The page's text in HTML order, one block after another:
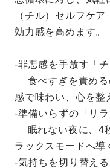
（チル）セルフケ
効力感を高めます。
-罪悪感を手放す「チ
食べすぎを責める
感で味わい、心を整
-準備いらずの「リラ
眠れない夜に、4
ラックスモードへ導
-気持ちを切り替える